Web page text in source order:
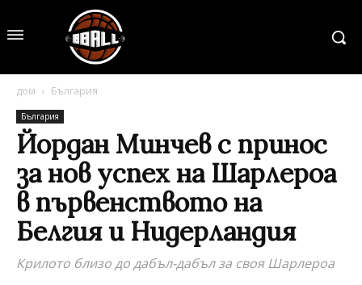
дом България
България
Йордан Минчев с принос
за нов успех на Шарлероа
в първенството на
Белгия и Нидерландия
Крилото близо до дабъл-дабъл за своя Шарлероа